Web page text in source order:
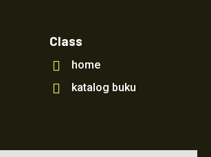
Class
home
katalog buku